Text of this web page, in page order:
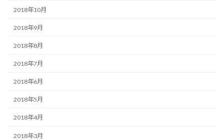
2018年10月
2018年9月
2018年8月
2018年7月
2018年6月
2018年5月
2018年4月
2018年3月